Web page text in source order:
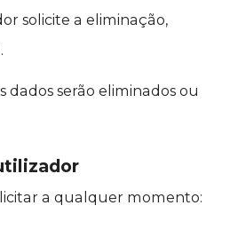
solicite a eliminação,
dados serão eliminados ou
a qualquer momento: